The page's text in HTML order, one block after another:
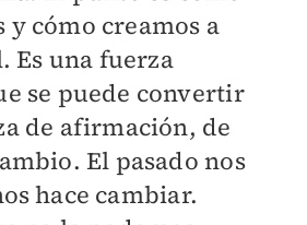
y cómo creamos a
Es una fuerza
se puede convertir
de afirmación, de
El pasado nos
hace cambiar.